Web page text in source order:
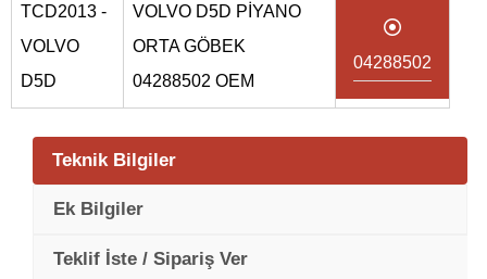
TCD2013 -
VOLVO
D5D
VOLVO D5D PİYANO
ORTA GÖBEK
04288502 OEM
04288502
Teknik Bilgiler
Ek Bilgiler
Teklif İste / Sipariş Ver